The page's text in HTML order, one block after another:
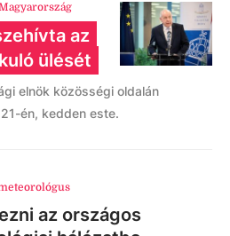
az
ülését
elnök közösségi oldalán
én, kedden este.
az országos